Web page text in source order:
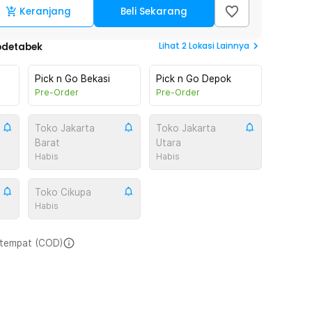
Keranjang Beli Sekarang
Lihat 2Lokasi Lainnya
Pick n Go Bekasi
Pre-Order
Pick n Go Depok
Pre-Order
Toko Jakarta
Barat
Habis
Toko Jakarta
Utara
Habis
Toko Cikupa
Habis
(COD)